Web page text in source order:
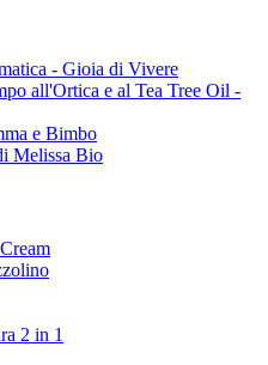
- Gioia di Vivere
all'Ortica e al Tea Tree Oil -
e Bimbo
Melissa Bio
2 in 1